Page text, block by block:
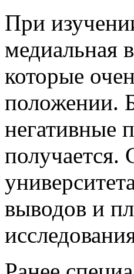
При
медиальная
которые
положении.
негативные
получается.
выводов и